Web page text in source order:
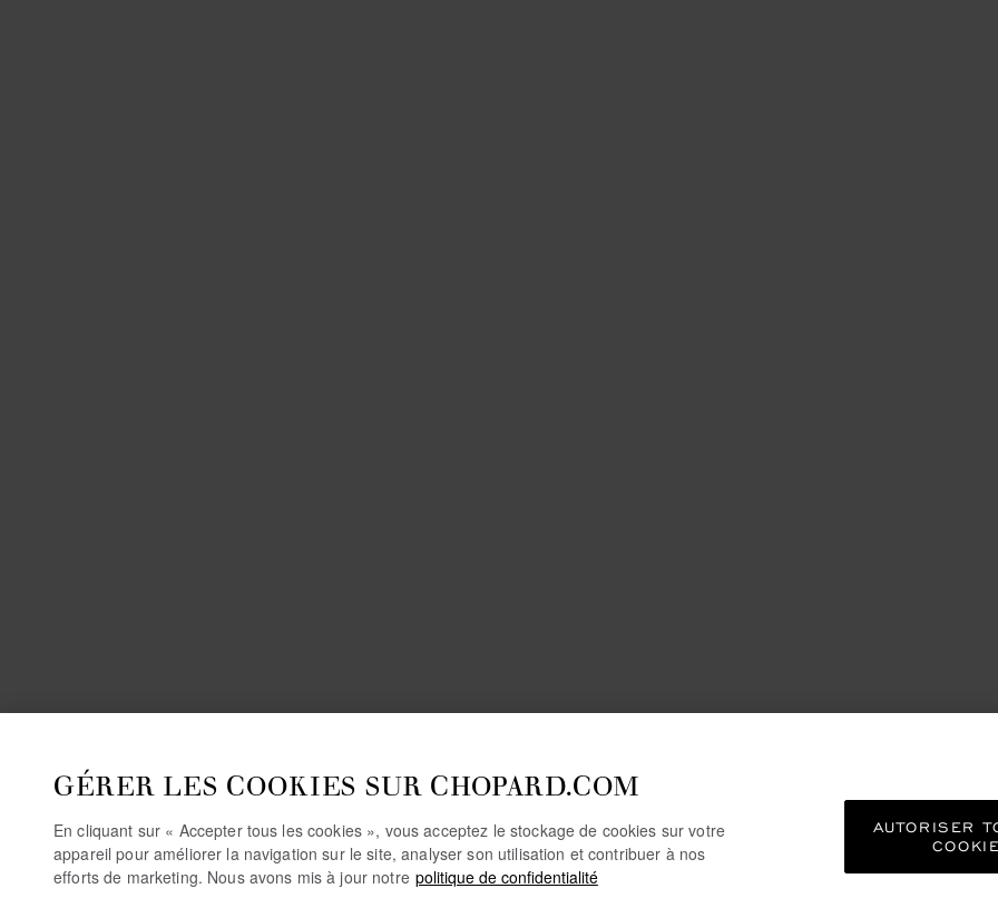
GÉRER LES COOKIES SUR CHOPARD.COM
En cliquant sur « Accepter tous les cookies », vous acceptez le stockage de cookies sur votre
appareil pour améliorer la navigation sur le site, analyser son utilisation et contribuer à nos
efforts de marketing. Nous avons mis à jour notre politique de confidentialité
AUTORISER